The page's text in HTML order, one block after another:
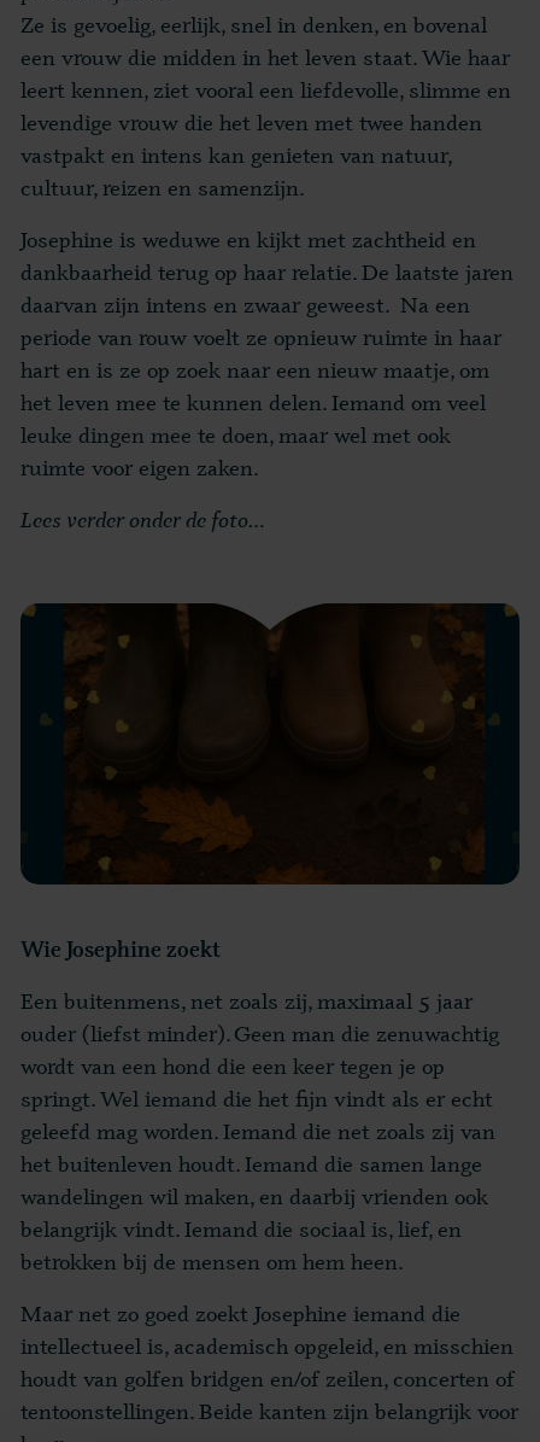
Ze is gevoelig, eerlijk, snel in denken, en bovenal
een vrouw die midden in het leven staat. Wie haar
leert kennen, ziet vooral een liefdevolle, slimme en
levendige vrouw die het leven met twee handen
vastpakt en intens kan genieten van natuur,
cultuur, reizen en samenzijn.
Josephine is weduwe en kijkt met zachtheid en
dankbaarheid terug op haar relatie. De laatste jaren
daarvan zijn intens en zwaar geweest. Na een
periode van rouw voelt ze opnieuw ruimte in haar
hart en is ze op zoek naar een nieuw maatje, om
het leven mee te kunnen delen. Iemand om veel
leuke dingen mee te doen, maar wel met ook
ruimte voor eigen zaken.
Lees verder onder de foto…
Wie Josephine zoekt
Een buitenmens, net zoals zij, maximaal 5 jaar
ouder (liefst minder). Geen man die zenuwachtig
wordt van een hond die een keer tegen je op
springt. Wel iemand die het fijn vindt als er echt
geleefd mag worden. Iemand die net zoals zij van
het buitenleven houdt. Iemand die samen lange
wandelingen wil maken, en daarbij vrienden ook
belangrijk vindt. Iemand die sociaal is, lief, en
betrokken bij de mensen om hem heen.
Maar net zo goed zoekt Josephine iemand die
intellectueel is, academisch opgeleid, en misschien
houdt van golfen bridgen en/of zeilen, concerten of
tentoonstellingen. Beide kanten zijn belangrijk voor